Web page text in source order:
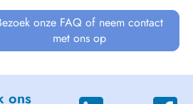
onze FAQ of neem contact
met ons op
ons